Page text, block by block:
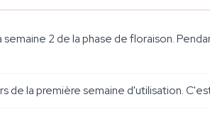
2 de la phase de floraison.
de la première semaine d'utilisation.